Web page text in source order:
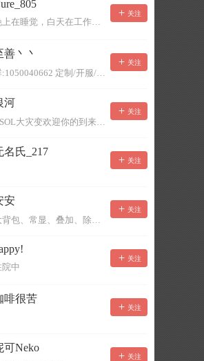
晚上在睡觉，白天在工作，不一定能及时回复，有事可以留言！
关注
善丶丶
群:1050040662 定制/开服/地图制作/价格公道
关注
河
CSOL大灾变欢迎你的到来。QQ群：967780922
关注
名氏_217
关注
安
大背包、常显、叠加、除草树，唯一作者QQ383125283
关注
院中
关注
啡很苦
关注
可Neko
关注